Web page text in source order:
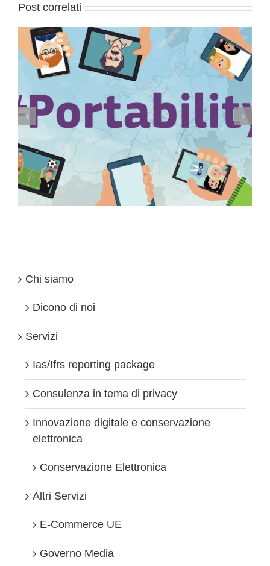
Post correlati
Conservazione elettronica documenti a rilevanza
tributaria: termini
Chi siamo
Dicono di noi
Servizi
Ias/Ifrs reporting package
Consulenza in tema di privacy
Innovazione digitale e conservazione
elettronica
Conservazione Elettronica
Altri Servizi
E-Commerce UE
Governo Media